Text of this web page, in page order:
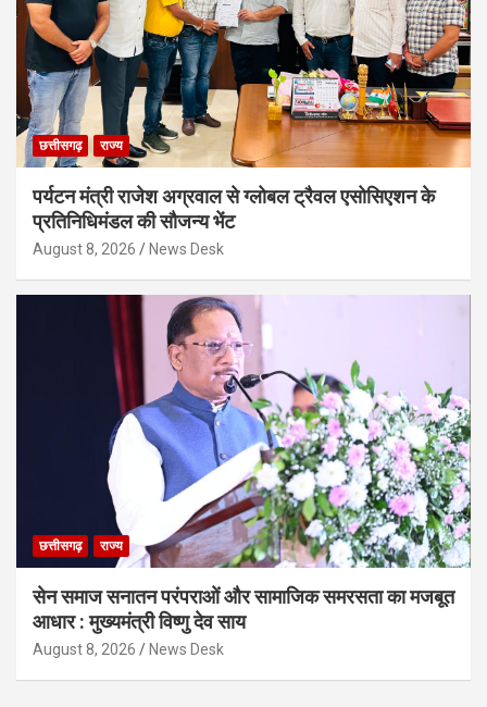
छत्तीसगढ़ राज्य
पर्यटन मंत्री राजेश अग्रवाल से ग्लोबल ट्रैवल एसोसिएशन के
प्रतिनिधिमंडल की सौजन्य भेंट
August 8, 2026 News Desk
छत्तीसगढ़ राज्य
सेन समाज सनातन परंपराओं और सामाजिक समरसता का मजबूत
आधार : मुख्यमंत्री विष्णु देव साय
August 8, 2026 News Desk